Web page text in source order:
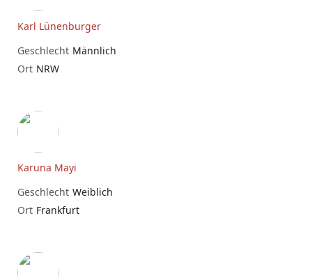
Karl Lünenburger
Geschlecht Männlich
Ort NRW
Karuna Mayi
Geschlecht Weiblich
Ort Frankfurt